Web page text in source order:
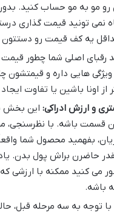
رو مو به مو حساب کنید.
نمی تونید قیمت گذاری
یه کف قیمت رو دستتون
رقبای اصلی شما چطور
هایی داره و قیمتشون
از اونا باشین یا تفاوت
و ارزش ادراکی: این
قسمت باشه. با نظرسنجی،
بفهمید محصول شما
چقدر حاضرن براش پول بدن.
می کنید ممکنه با ارزشی
باشه.
با توجه به سه مرحله قبل،